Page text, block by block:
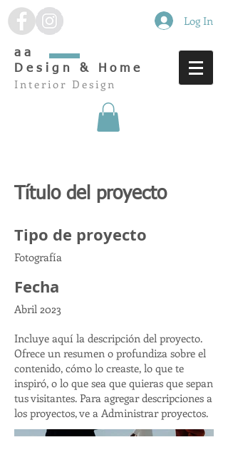
Log In
aa
Design & Home
Interior Design
Título del proyecto
Tipo de proyecto
Fotografía
Fecha
Abril 2023
Incluye aquí la descripción del proyecto.
Ofrece un resumen o profundiza sobre el
contenido, cómo lo creaste, lo que te
inspiró, o lo que sea que quieras que sepan
tus visitantes. Para agregar descripciones a
los proyectos, ve a Administrar proyectos.